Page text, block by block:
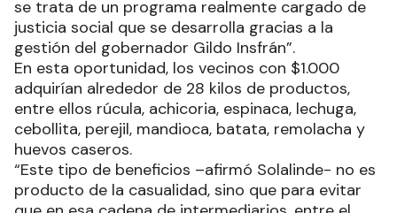
se trata de un programa realmente cargado de
justicia social que se desarrolla gracias a la
gestión del gobernador Gildo Insfrán”.
En esta oportunidad, los vecinos con $1.000
adquirían alrededor de 28 kilos de productos,
entre ellos rúcula, achicoria, espinaca, lechuga,
cebollita, perejil, mandioca, batata, remolacha y
huevos caseros.
“Este tipo de beneficios –afirmó Solalinde- no es
producto de la casualidad, sino que para evitar